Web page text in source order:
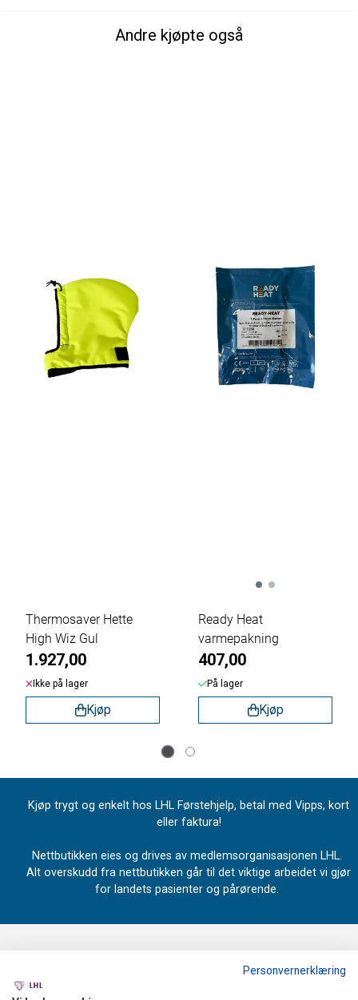
Andre kjøpte også
Thermosaver Hette
High Wiz Gul
1.927,00
Ikke på lager
Kjøp
Ready Heat
varmepakning
407,00
På lager
Kjøp
Kjøp trygt og enkelt hos LHL Førstehjelp, betal med Vipps, kort
eller faktura!
Nettbutikken eies og drives av medlemsorganisasjonen LHL.
Alt overskudd fra nettbutikken går til det viktige arbeidet vi gjør
for landets pasienter og pårørende.
OM OSS
Personvernerklæring